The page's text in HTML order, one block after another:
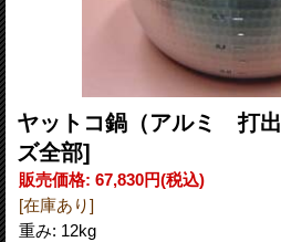
ヤットコ鍋（アルミ 打
ズ全部]
販売価格: 67,830円(税込)
[在庫あり]
重み: 12kg